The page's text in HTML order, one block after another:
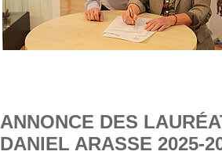
ANNONCE DES
DANIEL ARASSE 2025-